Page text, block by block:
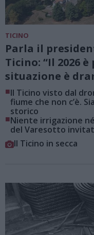
TICINO
Parla il
Ticino: “Il 2026
situazione è
■Il Ticino visto dal
fiume che non c’è.
storico
■Niente irrigazione
del Varesotto
Il Ticino in secca